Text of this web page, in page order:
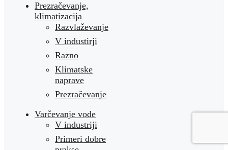
Prezračevanje,
klimatizacija
Razvlaževanje
V industirji
Razno
Klimatske
naprave
Prezračevanje
Varčevanje vode
V industriji
Primeri dobre